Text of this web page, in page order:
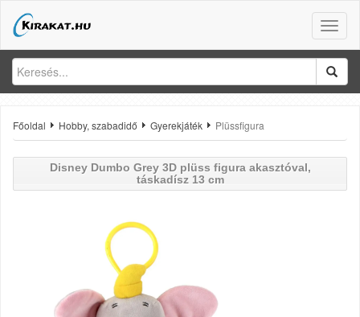
Toggle
Főoldal Hobby, szabadidő Gyerekjáték Plüssfigura
Disney Dumbo Grey 3D plüss figura akasztóval,
táskadísz 13 cm